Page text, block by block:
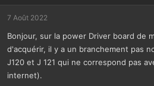
l
a
i
s
c
s
b
7 Août 2022
Bonjour, sur la power Driver board de
d'acquérir, il y a un branchement pas
J120 et J 121 qui ne correspond pas
internet).